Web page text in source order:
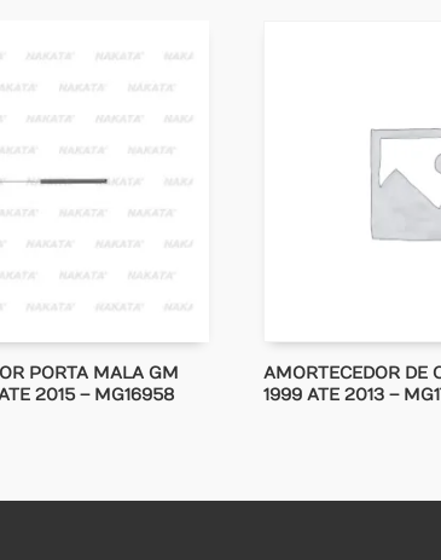
PORTA MALA GM
2015 – MG16958
AMORTECEDOR DE
1999 ATE 2013 –